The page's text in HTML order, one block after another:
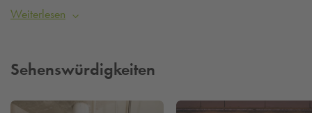
einem wichtigen Bestandteil des Berliner Kultur‑ und
Eventlebens.
Für Veranstaltungen im Tempodrom bietet das
Excelsior Hauseine zentrale Parkmöglichkeit in der Nähe
Weiterlesen
Sehenswürdigkeiten